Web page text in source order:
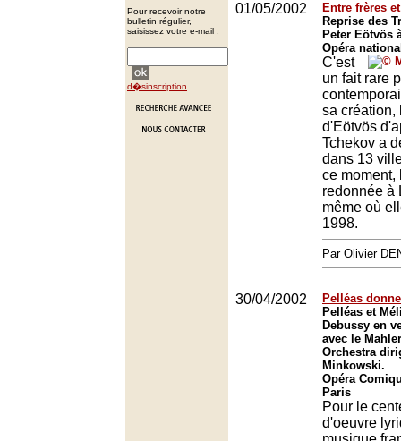
Pour recevoir notre
bulletin régulier,
saisissez votre e-mail :
d�sinscription
01/05/2002
Entre frères
Reprise des
Peter Eötvös
Opéra
C'est
un fait rare
sa création,
d'Eötvös
Tchekov a
dans 13
ce moment,
redonnée à
même où
1998.
Par Olivier
30/04/2002
Pelléas
Pelléas et
Debussy en
avec le
Orchestra
Minkowski.
Opéra
Paris
Pour le
d'oeuvre